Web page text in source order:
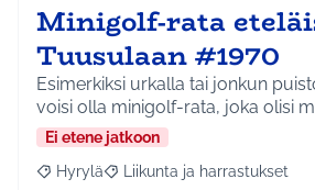
Minigolf-rata
Tuusulaan #1970
Esimerkiksi urkalla tai jonkun
voisi olla minigolf-rata, joka olisi
Ei etene jatkoon
Rajaa tulokset aihepiirin mukaan:
Hyrylä Rajaa tulokset teeman
Liikunta ja harrastukset